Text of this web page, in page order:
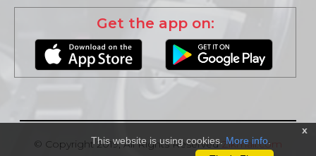
Get the app on:
© Copyright 2019, All Rights ReservedZikmali.com
x
This website is using cookies. More info